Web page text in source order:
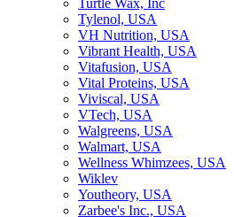
Turtle Wax, Inc
Tylenol, USA
VH Nutrition, USA
Vibrant Health, USA
Vitafusion, USA
Vital Proteins, USA
Viviscal, USA
VTech, USA
Walgreens, USA
Walmart, USA
Wellness Whimzees, USA
Wiklev
Youtheory, USA
Zarbee's Inc., USA